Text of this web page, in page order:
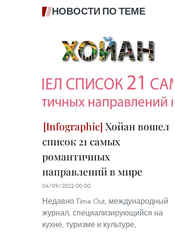
НОВОСТИ ПО ТЕМЕ
Хойан вошел
список 21 самых
романтичных
направлений в мире
04/09/2022 00:00
Недавно Time Out, международный
журнал, специализирующийся на
кухне, туризме и культуре,